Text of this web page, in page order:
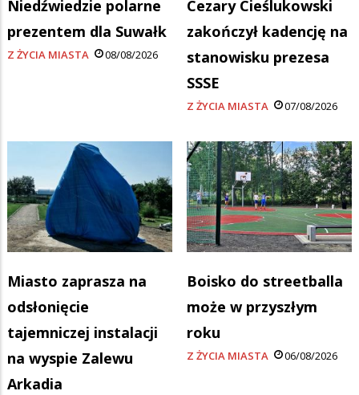
Niedźwiedzie polarne
prezentem dla Suwałk
Z ŻYCIA MIASTA 08/08/2026
Cezary Cieślukowski
zakończył kadencję na
stanowisku prezesa
SSSE
Z ŻYCIA MIASTA 07/08/2026
Miasto zaprasza na
odsłonięcie
tajemniczej instalacji
na wyspie Zalewu
Arkadia
Boisko do streetballa
może w przyszłym
roku
Z ŻYCIA MIASTA 06/08/2026